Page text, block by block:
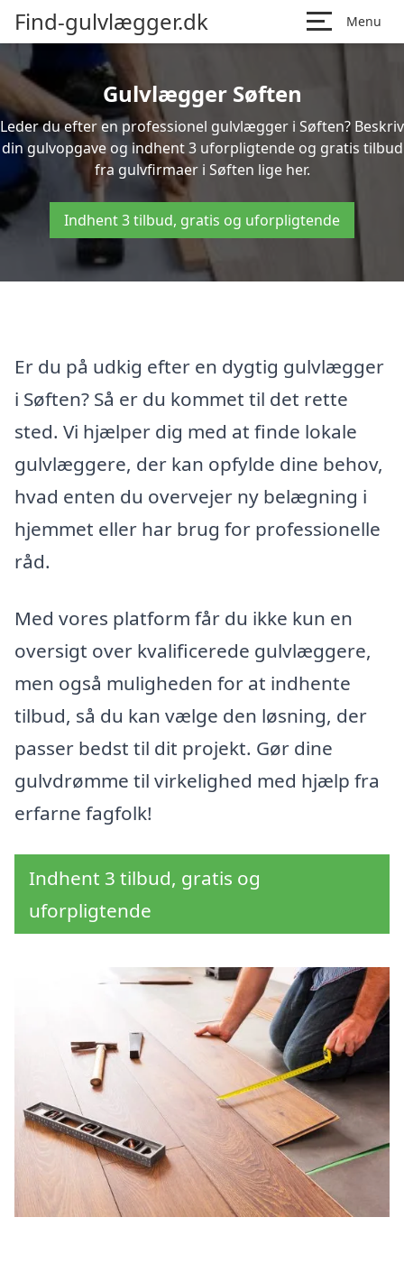
Find-gulvlægger.dk Menu
Gulvlægger Søften
Leder du efter en professionel gulvlægger i Søften? Beskriv
din gulvopgave og indhent 3 uforpligtende og gratis tilbud
fra gulvfirmaer i Søften lige her.
Indhent 3 tilbud, gratis og uforpligtende
Er du på udkig efter en dygtig gulvlægger
i Søften? Så er du kommet til det rette
sted. Vi hjælper dig med at finde lokale
gulvlæggere, der kan opfylde dine behov,
hvad enten du overvejer ny belægning i
hjemmet eller har brug for professionelle
råd.
Med vores platform får du ikke kun en
oversigt over kvalificerede gulvlæggere,
men også muligheden for at indhente
tilbud, så du kan vælge den løsning, der
passer bedst til dit projekt. Gør dine
gulvdrømme til virkelighed med hjælp fra
erfarne fagfolk!
Indhent 3 tilbud, gratis og
uforpligtende